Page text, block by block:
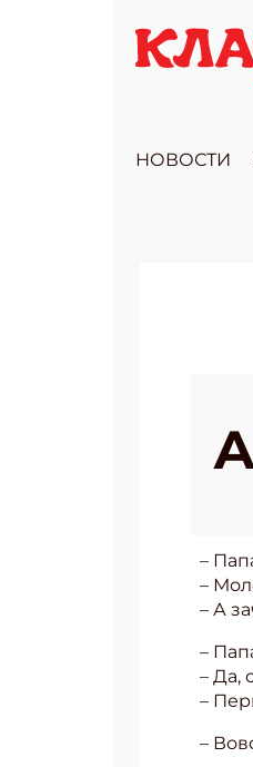
НОВОСТИ
–
–
– А
–
– Да,
–
–